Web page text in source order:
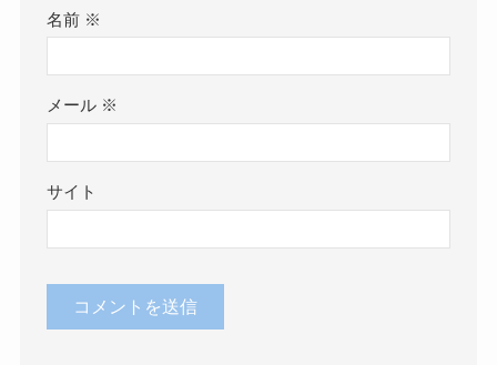
名前 ※
メール ※
サイト